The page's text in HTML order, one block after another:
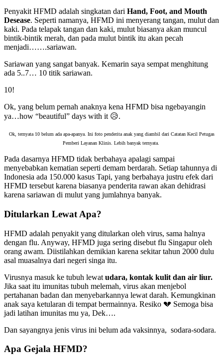
Penyakit HFMD adalah singkatan dari Hand, Foot, and Mouth
Desease. Seperti namanya, HFMD ini menyerang tangan, mulut dan
kaki. Pada telapak tangan dan kaki, mulut biasanya akan muncul
bintik-bintik merah, dan pada mulut bintik itu akan pecah
menjadi…….sariawan.
Sariawan yang sangat banyak. Kemarin saya sempat menghitung
ada 5..7… 10 titik sariawan.
10!
Ok, yang belum pernah anaknya kena HFMD bisa ngebayangin
ya…how “beautiful” days with it 😥.
Ok, ternyata 10 belum ada apa-apanya. Ini foto penderita anak yang diambil dari Catatan Kecil Petugas
Pemberi Layanan Klinis. Lebih banyak ternyata.
Pada dasarnya HFMD tidak berbahaya apalagi sampai
menyebabkan kematian seperti demam berdarah. Setiap tahunnya di
Indonesia ada 150.000 kasus Tapi, yang berbahaya justru efek dari
HFMD tersebut karena biasanya penderita rawan akan dehidrasi
karena sariawan di mulut yang jumlahnya banyak.
Ditularkan Lewat Apa?
HFMD adalah penyakit yang ditularkan oleh virus, sama halnya
dengan flu. Anyway, HFMD juga sering disebut flu Singapur oleh
orang awam. Diistilahkan demikian karena sekitar tahun 2000 dulu
asal muasalnya dari negeri singa itu.
Virusnya masuk ke tubuh lewat udara, kontak kulit dan air liur.
Jika saat itu imunitas tubuh melemah, virus akan menjebol
pertahanan badan dan menyebarkannya lewat darah. Kemungkinan
anak saya ketularan di tempat bermainnya. Resiko 💔 Semoga bisa
jadi latihan imunitas mu ya, Dek….
Dan sayangnya jenis virus ini belum ada vaksinnya, sodara-sodara.
Apa Gejala HFMD?